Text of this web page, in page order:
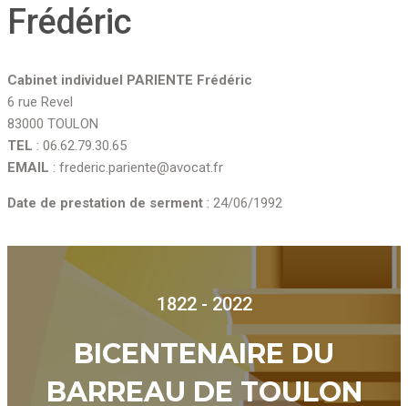
Frédéric
Cabinet individuel PARIENTE Frédéric
6 rue Revel
83000 TOULON
TEL : 06.62.79.30.65
EMAIL : frederic.pariente@avocat.fr
Date de prestation de serment : 24/06/1992
1822 - 2022
BICENTENAIRE DU
BARREAU DE TOULON